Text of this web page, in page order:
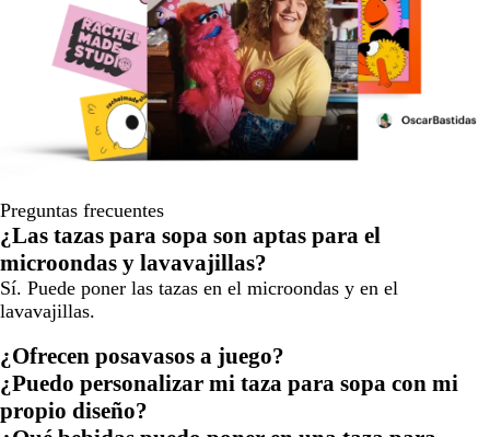
Preguntas frecuentes
¿Las tazas para sopa son aptas para el
microondas y lavavajillas?
Sí. Puede poner las tazas en el microondas y en el
lavavajillas.
¿Ofrecen posavasos a juego?
¿Puedo personalizar mi taza para sopa con mi
propio diseño?